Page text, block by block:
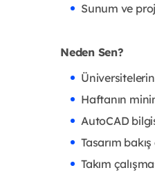
Sunum ve
Neden Sen?
Haftanın
AutoCAD
Tasarım
Takım